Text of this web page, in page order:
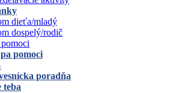
dieťa/mladý
dospelý/rodič
pomoci
poradňa
teba